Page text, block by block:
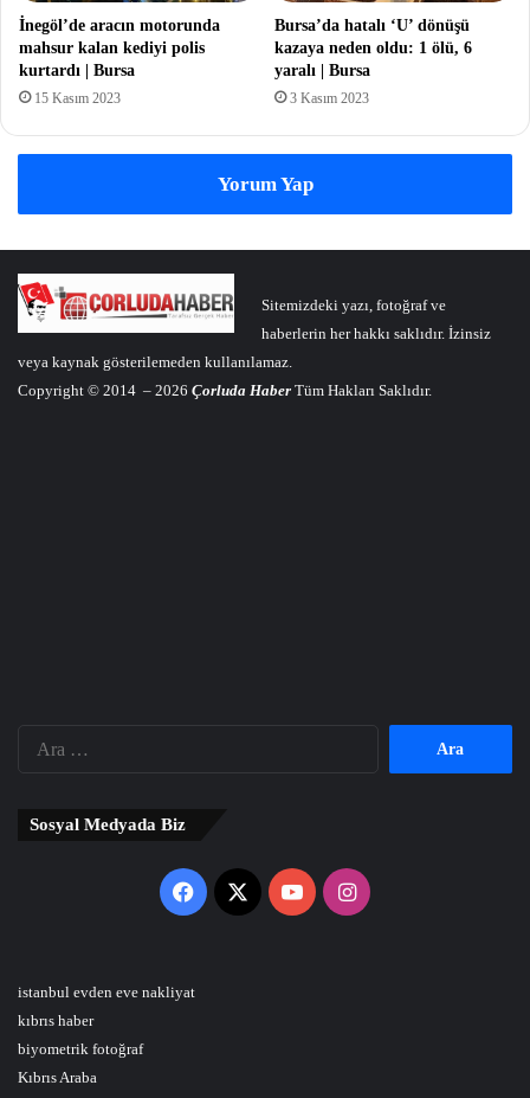
İnegöl’de aracın motorunda
mahsur kalan kediyi polis
kurtardı | Bursa
15 Kasım 2023
Bursa’da hatalı ‘U’ dönüşü
kazaya neden oldu: 1 ölü, 6
yaralı | Bursa
3 Kasım 2023
Yorum Yap
Sitemizdeki yazı, fotoğraf ve
haberlerin her hakkı saklıdır. İzinsiz
veya kaynak gösterilemeden kullanılamaz.
Copyright © 2014 – 2026 Çorluda Haber Tüm Hakları Saklıdır.
Sosyal Medyada Biz
Facebook
X YouTubeInstagram
istanbul evden eve nakliyat
kıbrıs haber
biyometrik fotoğraf
Kıbrıs Araba